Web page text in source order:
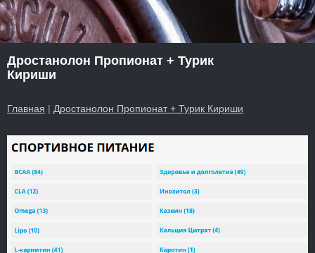
Дростанолон Пропионат + Турик
Кириши
Главная | Дростанолон Пропионат + Турик Кириши